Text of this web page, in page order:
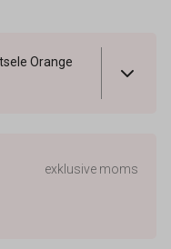
Orange
exklusive moms